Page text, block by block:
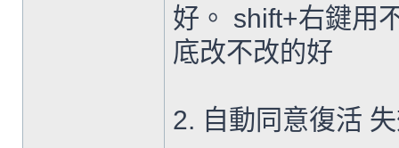
好。 shift+右鍵用
底改不改的好
2. 自動同意復活